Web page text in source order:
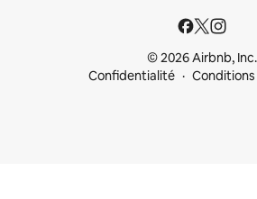
© 2026 Airbnb, Inc.
Confidentialité